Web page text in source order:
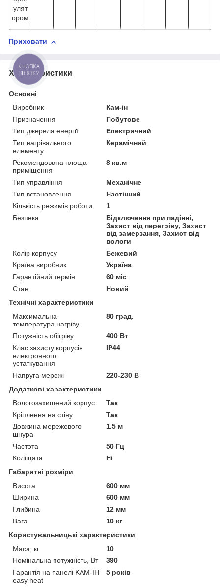
улят
ором
Приховати
Характеристики
Основні
Виробник
Кам-ін
Призначення
Побутове
Тип джерела енергії
Електричний
Тип нагрівального
елементу
Керамічний
Рекомендована площа
приміщення
8 кв.м
Тип управління
Механічне
Тип встановлення
Настінний
Кількість режимів роботи
1
Безпека
Відключення при падінні,
Захист від перегріву, Захист
від замерзання, Захист від
вологи
Колір корпусу
Бежевий
Країна виробник
Україна
Гарантійний термін
60 міс
Стан
Новий
Технічні характеристики
Максимальна
температура нагріву
80 град.
Потужність обігріву
400 Вт
Клас захисту корпусів
електронного
устаткування
IP44
Напруга мережі
220-230 В
Додаткові характеристики
Вологозахищений корпус
Так
Кріплення на стіну
Так
Довжина мережевого
шнура
1.5 м
Частота
50 Гц
Коліщата
Ні
Габаритні розміри
Висота
600 мм
Ширина
600 мм
Глибина
12 мм
Вага
10 кг
Користувальницькі характеристики
Маса, кг
10
Номінальна потужність, Вт
390
Гарантія на панелі KAM-ІН
easy heat
5 років
КНОПКА
ЗВ'ЯЗКУ